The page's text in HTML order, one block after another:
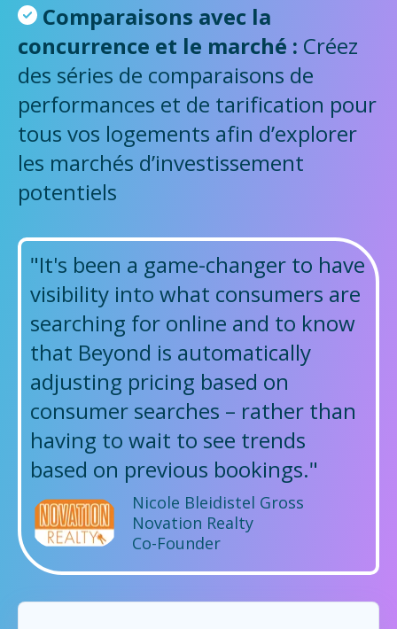
Comparaisons avec la
concurrence et le marché : Créez
des séries de comparaisons de
performances et de tarification pour
tous vos logements afin d’explorer
les marchés d’investissement
potentiels
"It's been a game-changer to have
visibility into what consumers are
searching for online and to know
that Beyond is automatically
adjusting pricing based on
consumer searches – rather than
having to wait to see trends
based on previous bookings."
Nicole Bleidistel Gross
Novation Realty
Co-Founder